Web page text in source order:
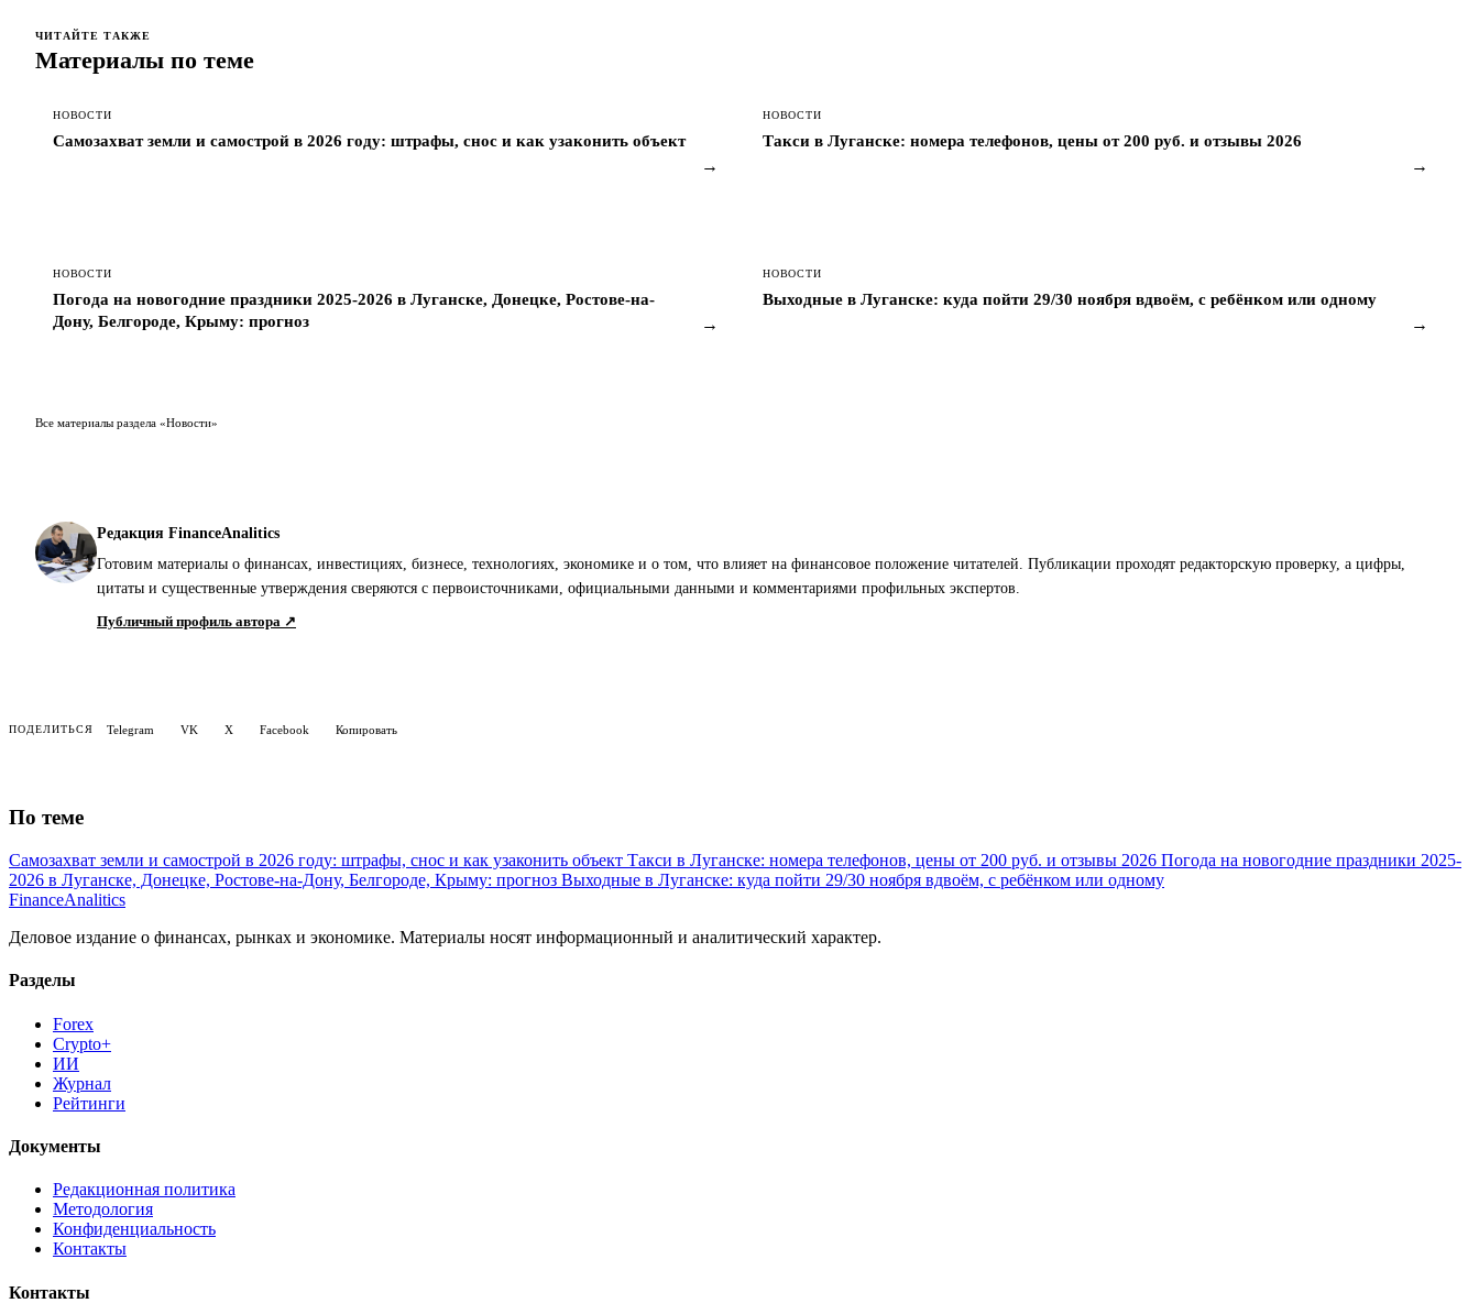
ЧИТАЙТЕ ТАКЖЕ
Материалы по теме
НОВОСТИ
Самозахват земли и самострой в 2026 году: штрафы, снос и как узаконить объект
→
НОВОСТИ
Такси в Луганске: номера телефонов, цены от 200 руб. и отзывы 2026
→
НОВОСТИ
Погода на новогодние праздники 2025-2026 в Луганске, Донецке, Ростове-на-
Дону, Белгороде, Крыму: прогноз
→
НОВОСТИ
Выходные в Луганске: куда пойти 29/30 ноября вдвоём, с ребёнком или одному
→
Все материалы раздела «Новости»
Редакция FinanceAnalitics
Готовим материалы о финансах, инвестициях, бизнесе, технологиях, экономике и о том, что влияет на финансовое положение читателей. Публикации проходят редакторскую проверку, а цифры,
цитаты и существенные утверждения сверяются с первоисточниками, официальными данными и комментариями профильных экспертов.
Публичный профиль автора ↗
ПОДЕЛИТЬСЯ Telegram VK X Facebook Копировать
По теме
Самозахват земли и самострой в 2026 году: штрафы, снос и как узаконить объект Такси в Луганске: номера телефонов, цены от 200 руб. и отзывы 2026 Погода на новогодние праздники 2025-
2026 в Луганске, Донецке, Ростове-на-Дону, Белгороде, Крыму: прогноз Выходные в Луганске: куда пойти 29/30 ноября вдвоём, с ребёнком или одному
FinanceAnalitics
Деловое издание о финансах, рынках и экономике. Материалы носят информационный и аналитический характер.
Разделы
Forex
Crypto+
ИИ
Журнал
Рейтинги
Документы
Редакционная политика
Методология
Конфиденциальность
Контакты
Контакты